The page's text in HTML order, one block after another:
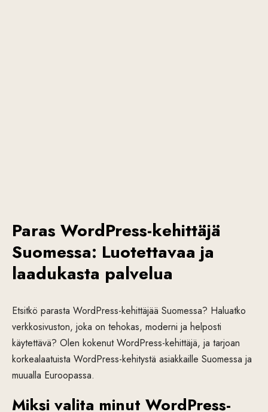
Paras WordPress-kehittäjä
Suomessa: Luotettavaa ja
laadukasta palvelua
Etsitkö parasta WordPress-kehittäjää Suomessa? Haluatko
verkkosivuston, joka on tehokas, moderni ja helposti
käytettävä? Olen kokenut WordPress-kehittäjä, ja tarjoan
korkealaatuista WordPress-kehitystä asiakkaille Suomessa ja
muualla Euroopassa.
Miksi valita minut WordPress-